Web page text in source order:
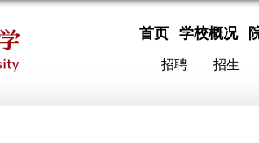
首页 学校概况
招聘 招生